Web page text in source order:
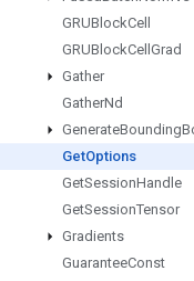
GRUBlockCell
GRUBlockCell Grad
Gather
GatherNd
GenerateBounding
GetOptions
GetSessionHandle
GetSessionTensor
Gradients
GuaranteeConst